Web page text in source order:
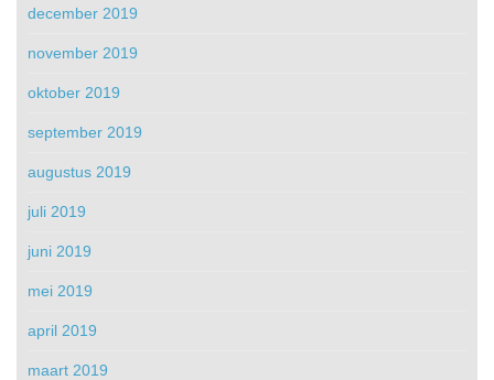
december 2019
november 2019
oktober 2019
september 2019
augustus 2019
juli 2019
juni 2019
mei 2019
april 2019
maart 2019